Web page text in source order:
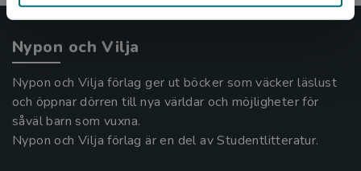
Nypon och Vilja
Nypon och Vilja förlag ger ut böcker som väcker läslust
och öppnar dörren till nya världar och möjligheter för
såväl barn som vuxna.
Nypon och Vilja förlag är en del av Studentlitteratur.